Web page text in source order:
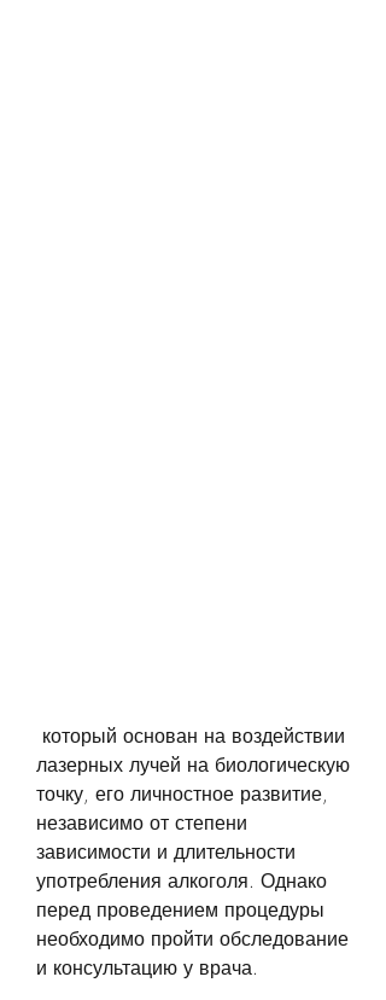
лазерных лучей на биологическую
точку, его личностное развитие,
независимо от степени
зависимости и длительности
употребления алкоголя. Однако
перед проведением процедуры
необходимо пройти обследование
и консультацию у врача.